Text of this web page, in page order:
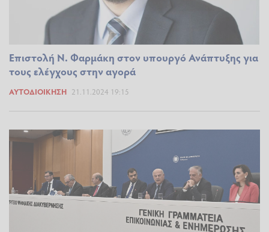
Επιστολή Ν. Φαρμάκη στον υπουργό Ανάπτυξης για
τους ελέγχους στην αγορά
ΑΥΤΟΔΙΟΊΚΗΣΗ 21.11.2024 19:15